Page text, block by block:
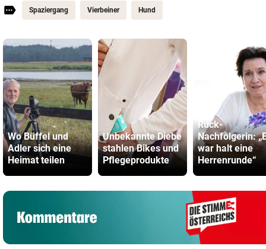
Spaziergang Vierbeiner Hund
Wo Büffel und
Adler sich eine
Heimat teilen
Unbekannte Diebe
stahlen Bikes und
Pflegeprodukte
Ruck-
Nachfolgerin:
war halt eine
Herrenrunde“